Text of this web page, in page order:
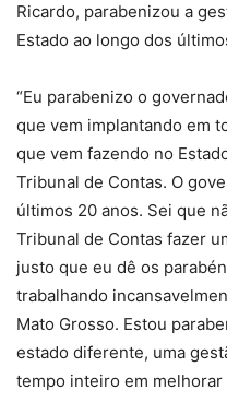
Ricardo, parabenizou a
Estado ao longo dos
“Eu parabenizo o
que vem implantando em
que vem fazendo no
Tribunal de Contas. O
últimos 20 anos. Sei que
Tribunal de Contas fazer
justo que eu dê os
trabalhando
Mato Grosso. Estou
estado diferente, uma
tempo inteiro em melhorar